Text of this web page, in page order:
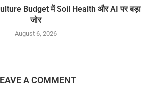
Budget में Soil Health और AI पर बड़ा
जोर
August 6, 2026
A COMMENT